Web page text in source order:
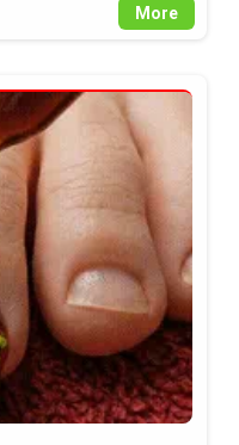
More